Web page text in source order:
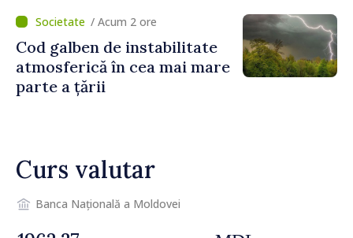
Dnestrovsk. Lucrările de
reparație vor fi efectuate în
regim prioritar
/ Acum 2 ore
Cod galben de instabilitate
atmosferică în cea mai mare
parte a țării
Curs valutar
Banca Națională a Moldovei